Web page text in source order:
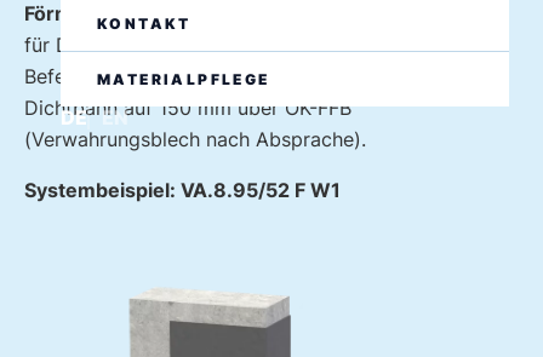
KONTAKT
MATERIALPFLEGE
DE EN
Förmig)
für Dehnungsfugen an aufgehenden Bauteilen mit
Befestigungsschenkel nach oben. Hochzug der
Dichtbahn auf 150 mm über OK-FFB
(Verwahrungsblech nach Absprache).
Systembeispiel: VA.8.95/52 F W1